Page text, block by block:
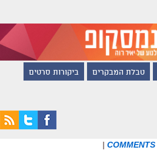
טבלת המבקרים ביקורות סרטים
|